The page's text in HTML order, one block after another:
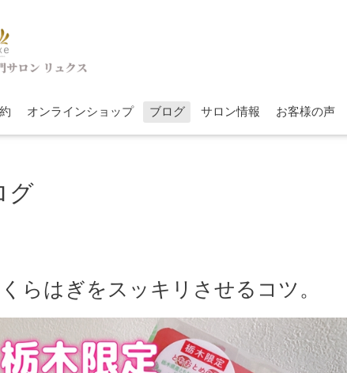
オンラインショップ ブログ サロン情報 お客様の声
グ
らはぎをスッキリさせるコツ。